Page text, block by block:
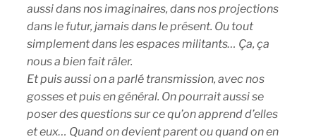
aussi dans nos imaginaires, dans nos projections
dans le futur, jamais dans le présent. Ou tout
simplement dans les espaces militants… Ça, ça
nous a bien fait râler.
Et puis aussi on a parlé transmission, avec nos
gosses et puis en général. On pourrait aussi se
poser des questions sur ce qu’on apprend d’elles
et eux… Quand on devient parent ou quand on en